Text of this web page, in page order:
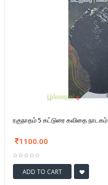
ரகுநாதம் 5 கட்டுரை கவிதை நாடகம்
1100.00
ADD TO CART